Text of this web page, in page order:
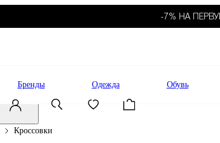
-7% НА
Бренды Одежда Обувь
Кроссовки